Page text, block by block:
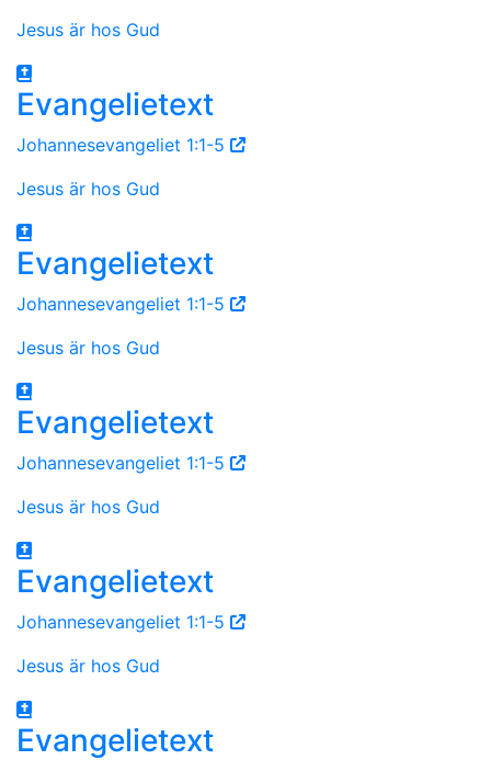
Jesus är hos Gud
Evangelietext
Johannesevangeliet 1:1-5
Jesus är hos Gud
Evangelietext
Johannesevangeliet 1:1-5
Jesus är hos Gud
Evangelietext
Johannesevangeliet 1:1-5
Jesus är hos Gud
Evangelietext
Johannesevangeliet 1:1-5
Jesus är hos Gud
Evangelietext